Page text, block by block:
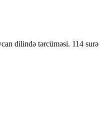
dilində tərcüməsi. 114 surə